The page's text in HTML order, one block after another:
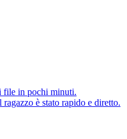
file in pochi minuti.
è stato rapido e diretto.